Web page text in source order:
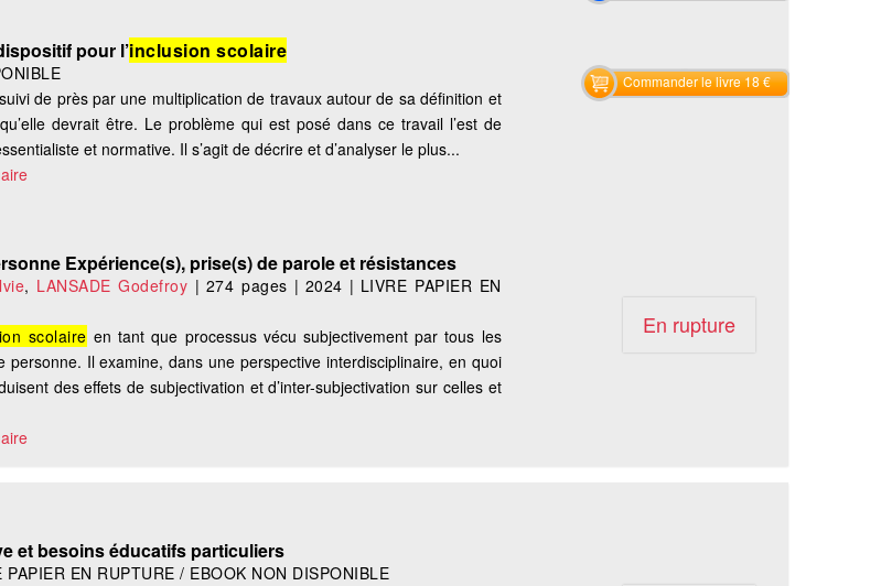
pour l’inclusion scolaire
de près par une multiplication de travaux autour de sa définition et
devrait être. Le problème qui est posé dans ce travail l’est de
et normative. Il s’agit de décrire et d’analyser le plus...
Commander le livre 18 €
Expérience(s), prise(s) de parole et résistances
, LANSADE Godefroy | 274 pages | 2024 | LIVRE PAPIER EN
scolaire en tant que processus vécu subjectivement par tous les
Il examine, dans une perspective interdisciplinaire, en quoi
des effets de subjectivation et d’inter-subjectivation sur celles et
En rupture
et besoins éducatifs particuliers
PAPIER EN RUPTURE / EBOOK NON DISPONIBLE